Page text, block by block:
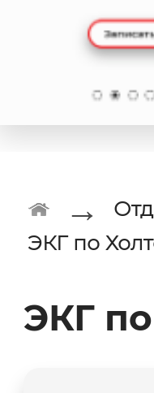
→
ЭКГ по
ЭКГ